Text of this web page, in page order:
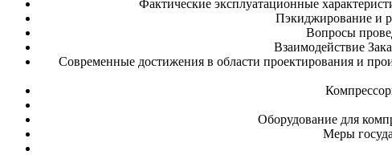
Фактические эксплуатационные
Пэкиджирование и
Вопросы
Взаимодействие
Современные достижения в области проектирования и
Оборудование для
Меры